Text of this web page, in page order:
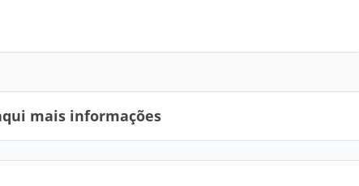
mais informações